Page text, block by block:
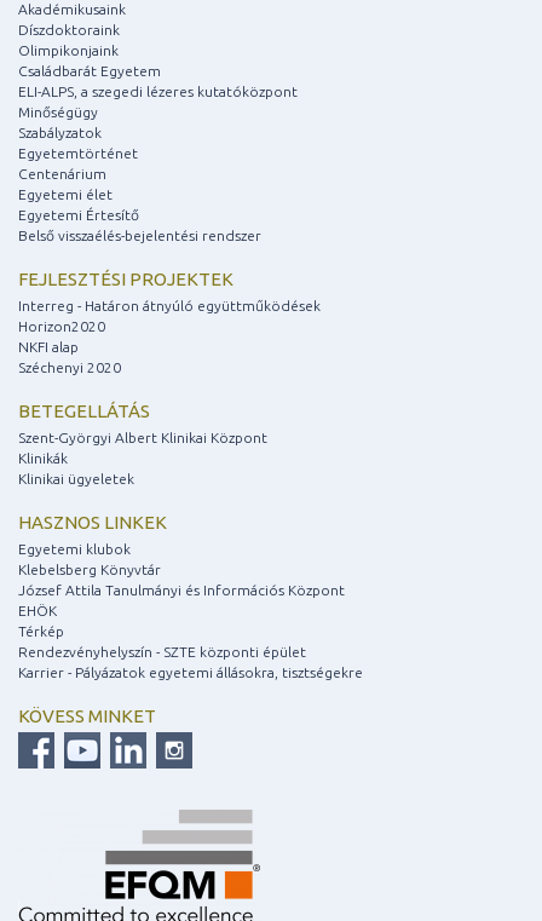
Akadémikusaink
Díszdoktoraink
Olimpikonjaink
Családbarát Egyetem
ELI-ALPS, a szegedi lézeres kutatóközpont
Minőségügy
Szabályzatok
Egyetemtörténet
Centenárium
Egyetemi élet
Egyetemi Értesítő
Belső visszaélés-bejelentési rendszer
FEJLESZTÉSI PROJEKTEK
Interreg - Határon átnyúló együttműködések
Horizon2020
NKFI alap
Széchenyi 2020
BETEGELLÁTÁS
Szent-Györgyi Albert Klinikai Központ
Klinikák
Klinikai ügyeletek
HASZNOS LINKEK
Egyetemi klubok
Klebelsberg Könyvtár
József Attila Tanulmányi és Információs Központ
EHÖK
Térkép
Rendezvényhelyszín - SZTE központi épület
Karrier - Pályázatok egyetemi állásokra, tisztségekre
KÖVESS MINKET